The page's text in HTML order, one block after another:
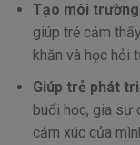
Tạo môi
giúp trẻ cảm
khăn và học hỏi
Giúp trẻ phát
buổi học, gia sư
cảm xúc của